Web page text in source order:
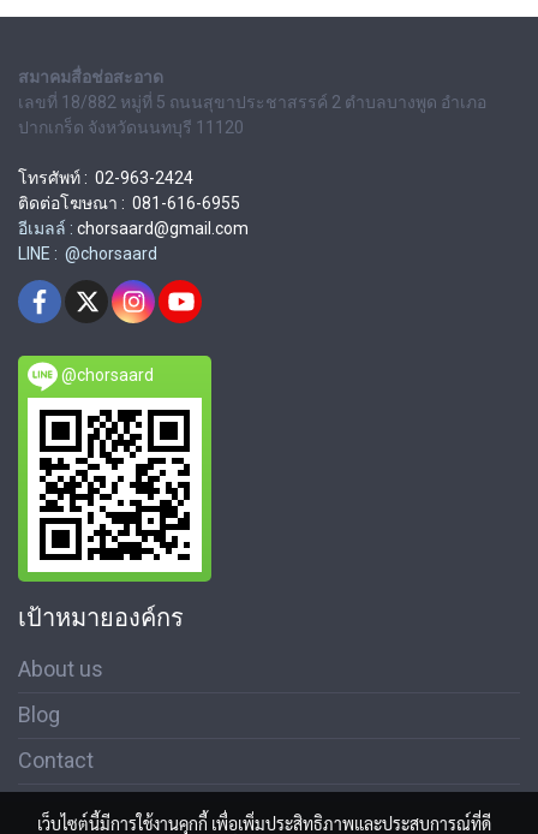
สมาคมสื่อช่อสะอาด
เลขที่ 18/882 หมู่ที่ 5 ถนนสุขาประชาสรรค์ 2 ตำบลบางพูด อำเภอ
ปากเกร็ด จังหวัดนนทบุรี 11120
โทรศัพท์ : 02-963-2424
ติดต่อโฆษณา : 081-616-6955
อีเมลล์ : chorsaard@gmail.com
LINE : @chorsaard
@chorsaard
เป้าหมายองค์กร
About us
Blog
Contact
เว็บไซต์นี้มีการใช้งานคุกกี้ เพื่อเพิ่มประสิทธิภาพและประสบการณ์ที่ดี